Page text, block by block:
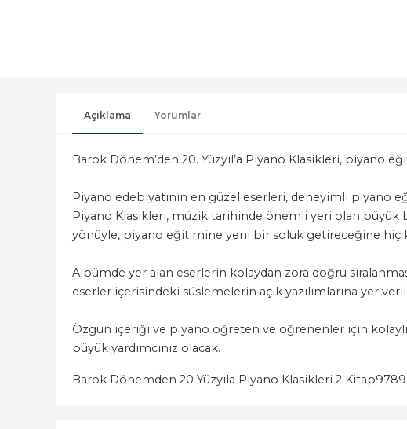
Açıklama Yorumlar
Barok Dönem’den 20. Yüzyıl’a Piyano Klasikleri, piyano
Piyano edebiyatının en güzel eserleri, deneyimli piyano
Piyano Klasikleri, müzik tarihinde önemli yeri olan büyük
yönüyle, piyano eğitimine yeni bir soluk getireceğine hiç
Albümde yer alan eserlerin kolaydan zora doğru
eserler içerisindeki süslemelerin açık yazılımlarına yer
Özgün içeriği ve piyano öğreten ve öğrenenler için
büyük yardımcınız olacak.
Barok Dönemden 20 Yüzyıla Piyano Klasikleri 2 Kitap